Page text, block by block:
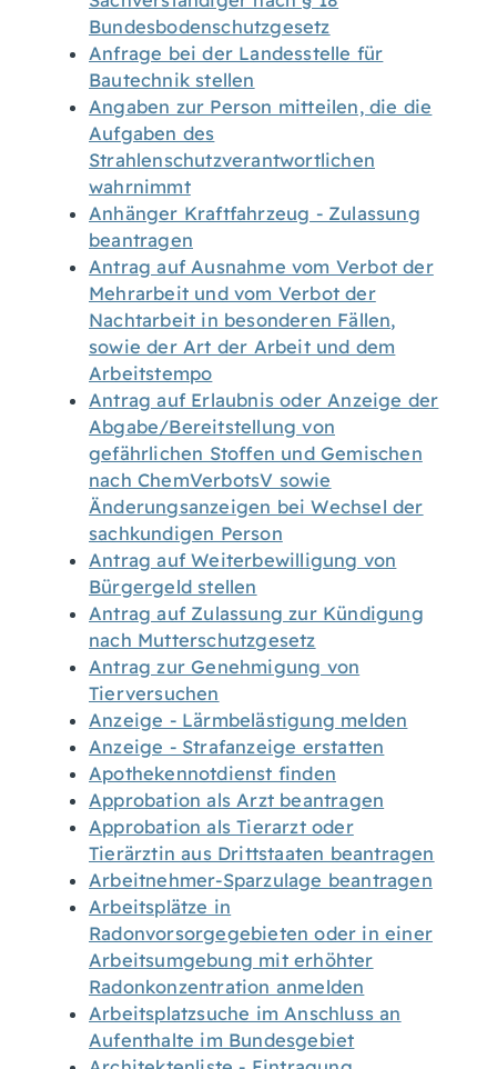
Bundesbodenschutzgesetz
Anfrage bei der Landesstelle für
Bautechnik stellen
Angaben zur Person mitteilen, die die
Aufgaben des
Strahlenschutzverantwortlichen
wahrnimmt
Anhänger Kraftfahrzeug - Zulassung
beantragen
Antrag auf Ausnahme vom Verbot der
Mehrarbeit und vom Verbot der
Nachtarbeit in besonderen Fällen,
sowie der Art der Arbeit und dem
Arbeitstempo
Antrag auf Erlaubnis oder Anzeige der
Abgabe/Bereitstellung von
gefährlichen Stoffen und Gemischen
nach ChemVerbotsV sowie
Änderungsanzeigen bei Wechsel der
sachkundigen Person
Antrag auf Weiterbewilligung von
Bürgergeld stellen
Antrag auf Zulassung zur Kündigung
nach Mutterschutzgesetz
Antrag zur Genehmigung von
Tierversuchen
Anzeige - Lärmbelästigung melden
Anzeige - Strafanzeige erstatten
Apothekennotdienst finden
Approbation als Arzt beantragen
Approbation als Tierarzt oder
Tierärztin aus Drittstaaten beantragen
Arbeitnehmer-Sparzulage beantragen
Arbeitsplätze in
Radonvorsorgegebieten oder in einer
Arbeitsumgebung mit erhöhter
Radonkonzentration anmelden
Arbeitsplatzsuche im Anschluss an
Aufenthalte im Bundesgebiet